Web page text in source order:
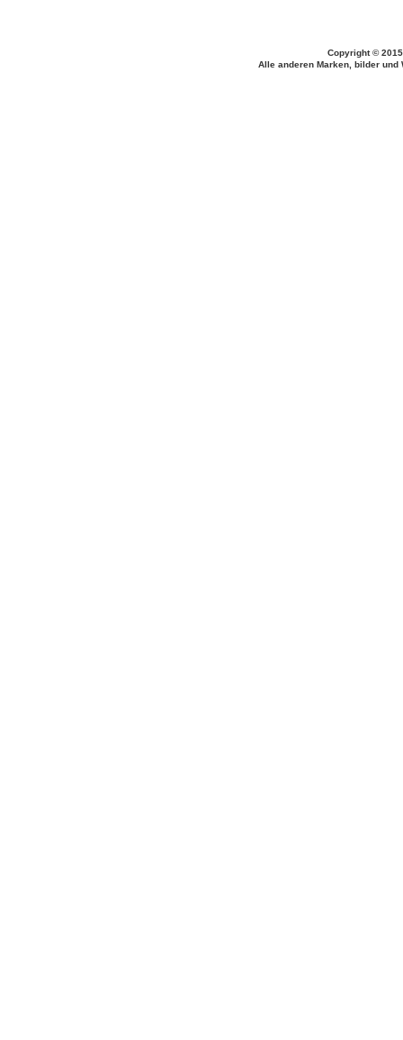
Copyright ©
Alle anderen Marken, bilder und